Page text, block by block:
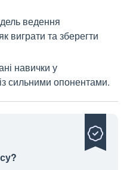
ведення
виграти та зберегти
навички у
сильними опонентами.